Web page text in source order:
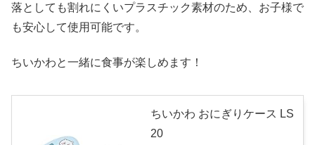
落としても割れにくいプラスチック素材のため、お子様で
も安心して使用可能です。
ちいかわと一緒に食事が楽しめます！
ちいかわ おにぎりケース LS
20